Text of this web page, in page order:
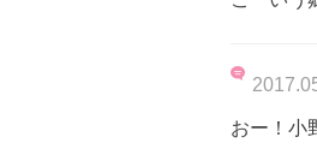
おー！小